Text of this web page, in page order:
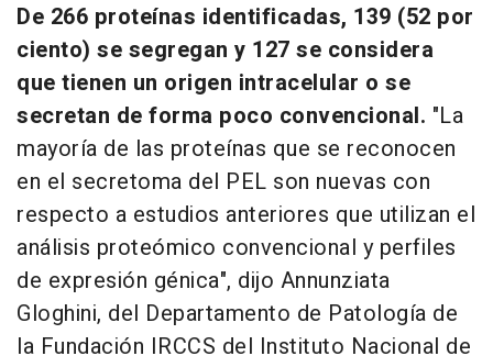
De 266 proteínas identificadas, 139 (52 por
ciento) se segregan y 127 se considera
que tienen un origen intracelular o se
secretan de forma poco convencional. "La
mayoría de las proteínas que se reconocen
en el secretoma del PEL son nuevas con
respecto a estudios anteriores que utilizan el
análisis proteómico convencional y perfiles
de expresión génica", dijo Annunziata
Gloghini, del Departamento de Patología de
la Fundación IRCCS del Instituto Nacional de